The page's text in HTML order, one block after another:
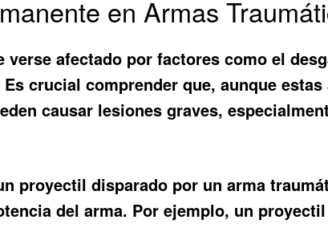
en Armas
afectado por factores como el
crucial comprender que, aunque estas
causar lesiones graves,
proyectil disparado por un arma
del arma. Por ejemplo, un